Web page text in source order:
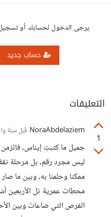
يرجى الدخول لحسابك أو
حساب جديد
التعليقات
1
NoraAbdelaziem قبل سنة
جميل ما كتبتِ إيناس، فالزمن
ليس مجرد رقم، بل مرحلة
ممكنا وحلمنا به، وبين ما
محطات عمرية ثل الأربعين
الفرص التي ضاعات وبين